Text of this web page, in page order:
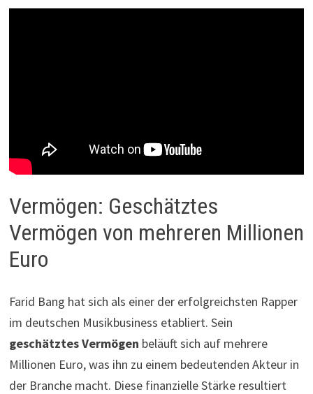
Vermögen: Geschätztes
Vermögen von mehreren Millionen
Euro
Farid Bang hat sich als einer der erfolgreichsten Rapper
im deutschen Musikbusiness etabliert. Sein
geschätztes Vermögen beläuft sich auf mehrere
Millionen Euro, was ihn zu einem bedeutenden Akteur in
der Branche macht. Diese finanzielle Stärke resultiert